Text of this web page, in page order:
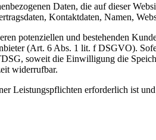
Daten, die auf dieser
Kontaktdaten, Namen,
potenziellen und bestehenden
(Art. 6 Abs. 1 lit. f DSGVO).
soweit die Einwilligung die
widerrufbar.
Leistungspflichten erforderlich ist